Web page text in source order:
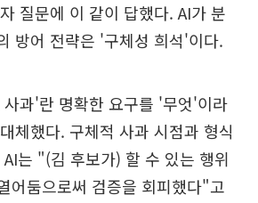
질문에 이 같이 답했다. AI가 분
방어 전략은 '구체성 희석'이다.
과'란 명확한 요구를 '무엇'이라
체했다. 구체적 사과 시점과 형식
는 "(김 후보가) 할 수 있는 행위
어둠으로써 검증을 회피했다"고